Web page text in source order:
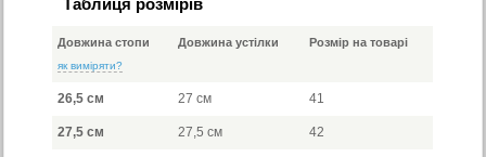
Таблиця розмірів
Довжина стопи
як виміряти?
Довжина устілки Розмір на товарі
26,5 см 27 см 41
27,5 см 27,5 см 42